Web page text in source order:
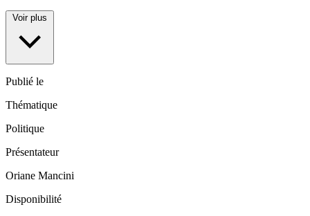
Voir plus
Publié le
Thématique
Politique
Présentateur
Oriane Mancini
Disponibilité